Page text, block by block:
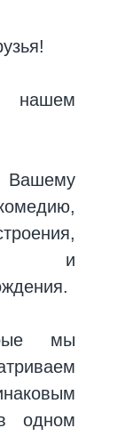
нашем
Вашему
и
мы
одном